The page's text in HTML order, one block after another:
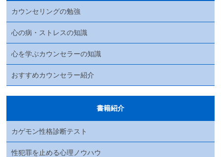
カウンセリングの勉強
心の病・ストレスの知識
心を学ぶカウンセラーの知識
おすすめカウンセラー紹介
書籍紹介
カゲモン性格診断テスト
性犯罪を止める心理ノウハウ